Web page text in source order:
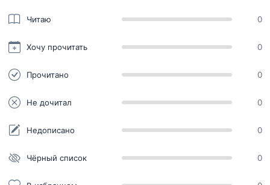
Читаю 0
Хочу прочитать 0
Прочитано 0
Не дочитал 0
Недописано 0
Чёрный список 0